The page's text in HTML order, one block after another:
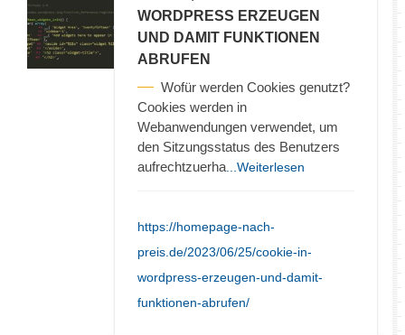
WORDPRESS ERZEUGEN
UND DAMIT FUNKTIONEN
ABRUFEN
Wofür werden Cookies genutzt?
Cookies werden in
Webanwendungen verwendet, um
den Sitzungsstatus des Benutzers
aufrechtzuerha ...Weiterlesen
https://homepage-nach-
preis.de/2023/06/25/cookie-in-
wordpress-erzeugen-und-damit-
funktionen-abrufen/